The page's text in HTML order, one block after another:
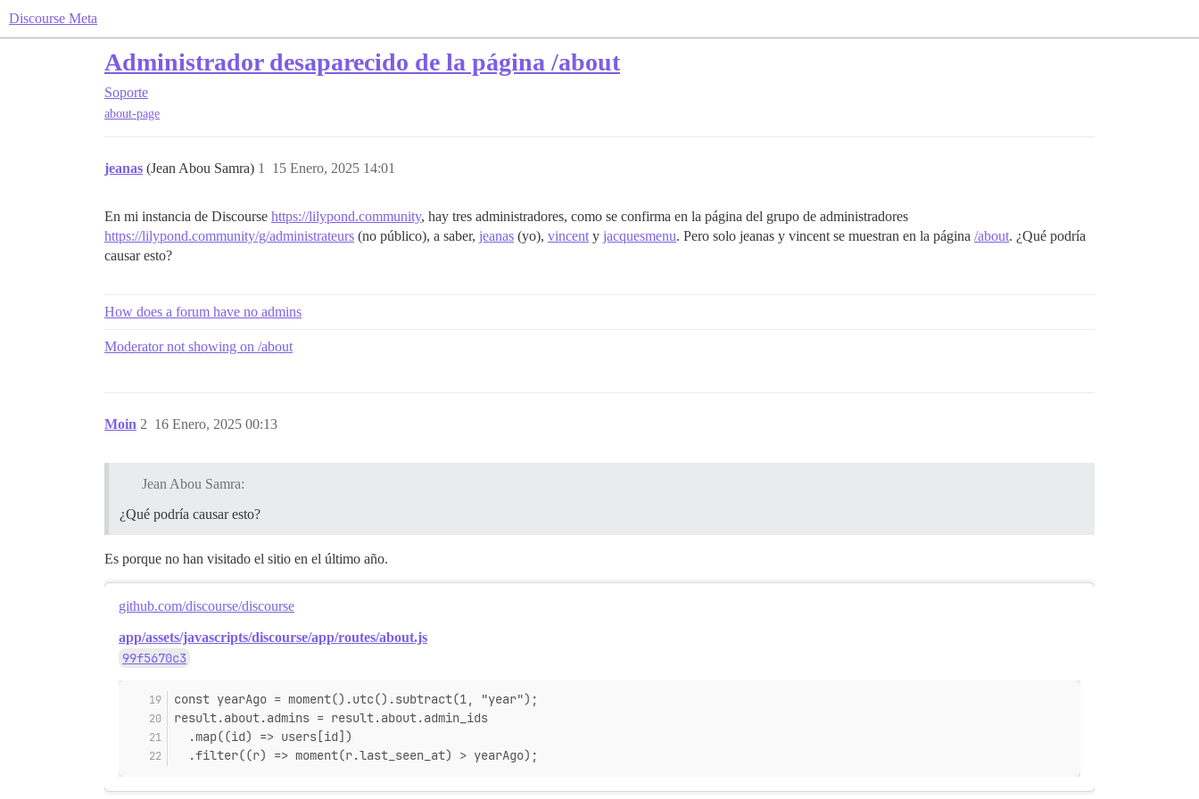
Discourse Meta
Administrador desaparecido de la página /about
Soporte
about-page
jeanas (Jean Abou Samra) 15 Enero, 2025 14:01
1
En mi instancia de Discourse https://lilypond.community, hay tres administradores, como se confirma en la página del grupo de administradores
https://lilypond.community/g/administrateurs (no público), a saber, jeanas (yo), vincent y jacquesmenu. Pero solo jeanas y vincent se muestran en la página /about. ¿Qué podría
causar esto?
How does a forum have no admins
Moderator not showing on /about
Moin 16 Enero, 2025 00:13
2
Jean Abou Samra:
¿Qué podría causar esto?
Es porque no han visitado el sitio en el último año.
github.com/discourse/discourse
app/assets/javascripts/discourse/app/routes/about.js
99f5670c3
const yearAgo = moment().utc().subtract(1, "year");
result.about.admins = result.about.admin_ids
  .map((id) => users[id])
  .filter((r) => moment(r.last_seen_at) > yearAgo);